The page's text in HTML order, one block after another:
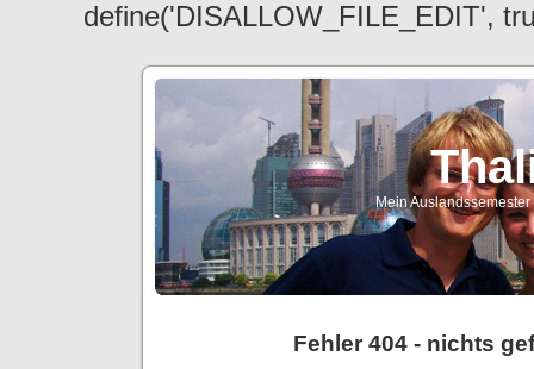
define('DISALLOW_FILE_EDIT',
Mein
Fehler 404 - nichts